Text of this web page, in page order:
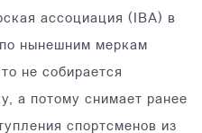
ассоциация (IBA) в
нынешним меркам
не собирается
а потому снимает ранее
спортсменов из